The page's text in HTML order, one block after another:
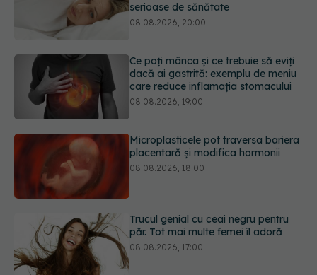
Ce poți mânca și ce trebuie să eviți
dacă ai gastrită: exemplu de meniu
Microplasticele pot traversa bariera
placentară și modifica hormonii
Trucul genial cu ceai negru pentru
Medicamentul folosit de peste 60 de